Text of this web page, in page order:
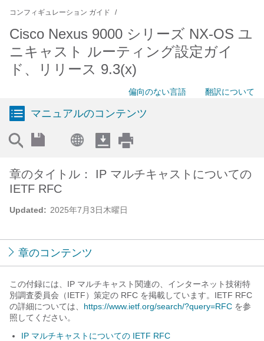
コンフィギュレーション ガイド
Cisco Nexus 9000 シリーズ NX-OS ユ
ニキャスト ルーティング設定ガイ
ド、リリース 9.3(x)
偏向のない言語 翻訳について
マニュアルのコンテンツ
Updated: 2025年7月3日木曜日
章のタイトル： IP マルチキャストについての
IETF RFC
章のコンテンツ
この付録には、IP マルチキャスト関連の、インターネット技術特
別調査委員会（IETF）策定の RFC を掲載しています。IETF RFC
の詳細については、 https://www.ietf.org/search/?query=RFC を参
照してください。
IP マルチキャストについての IETF RFC